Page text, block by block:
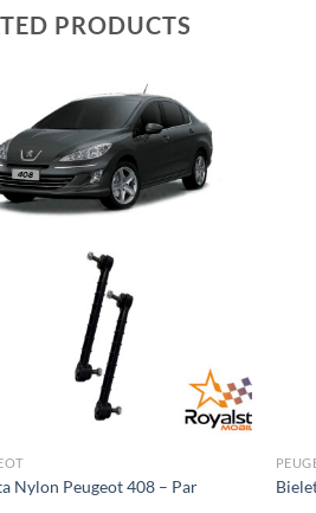
PRODUCTS
Nylon Peugeot 408 – Par